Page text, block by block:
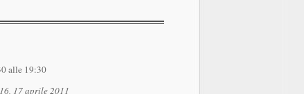
alle 19:30
17 aprile 2011